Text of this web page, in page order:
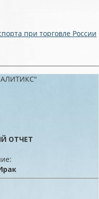
при торговле России
ОТЧЕТ